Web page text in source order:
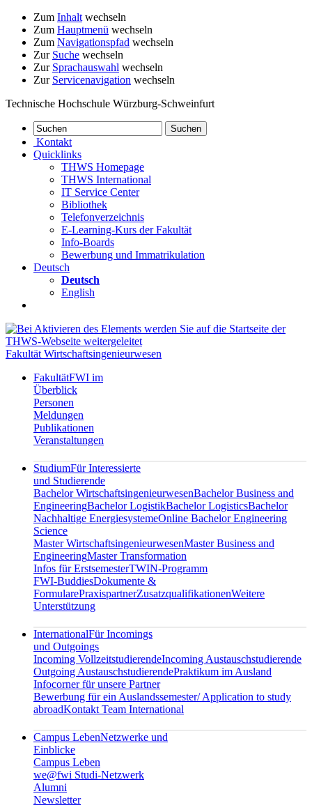
Zum Inhalt wechseln
Zum Hauptmenü wechseln
Zum Navigationspfad wechseln
Zur Suche wechseln
Zur Sprachauswahl wechseln
Zur Servicenavigation wechseln
Technische Hochschule Würzburg-Schweinfurt
Kontakt
Quicklinks
THWS Homepage
THWS International
IT Service Center
Bibliothek
Telefonverzeichnis
E-Learning-Kurs der Fakultät
Info-Boards
Bewerbung und Immatrikulation
Deutsch
Deutsch
English
Fakultät Wirtschaftsingenieurwesen
FakultätFWI im
Überblick
Personen
Meldungen
Publikationen
Veranstaltungen
StudiumFür Interessierte
und Studierende
Bachelor WirtschaftsingenieurwesenBachelor Business and
EngineeringBachelor LogistikBachelor LogisticsBachelor
Nachhaltige EnergiesystemeOnline Bachelor Engineering
Science
Master WirtschaftsingenieurwesenMaster Business and
EngineeringMaster Transformation
Infos für ErstsemesterTWIN-Programm
FWI-BuddiesDokumente &
FormularePraxispartnerZusatzqualifikationenWeitere
Unterstützung
InternationalFür Incomings
und Outgoings
Incoming VollzeitstudierendeIncoming Austauschstudierende
Outgoing AustauschstudierendePraktikum im Ausland
Infocorner für unsere Partner
Bewerbung für ein Auslandssemester/ Application to study
abroadKontakt Team International
Campus LebenNetzwerke und
Einblicke
Campus Leben
we@fwi Studi-Netzwerk
Alumni
Newsletter